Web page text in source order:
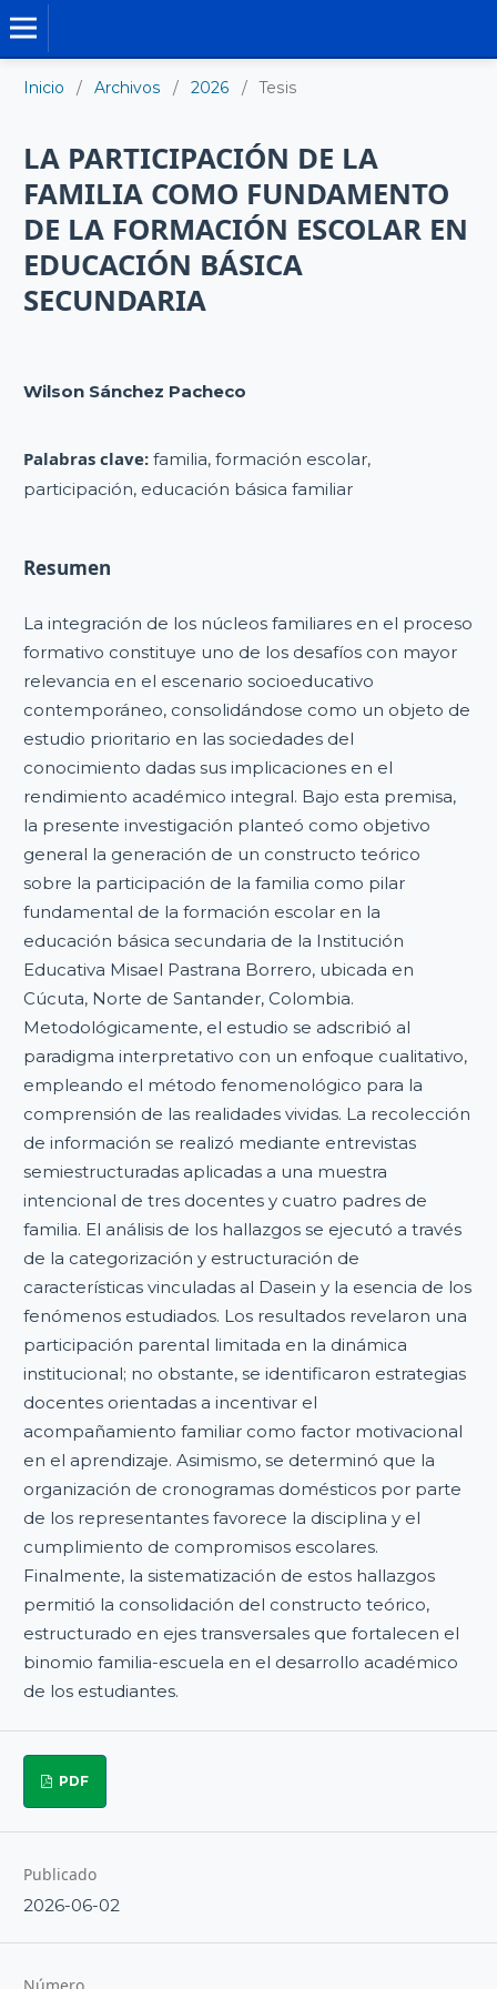
Inicio / Archivos / 2026 / Tesis
LA PARTICIPACIÓN DE LA
FAMILIA COMO FUNDAMENTO
DE LA FORMACIÓN ESCOLAR EN
EDUCACIÓN BÁSICA
SECUNDARIA
Wilson Sánchez Pacheco
Palabras clave:familia, formación escolar,
participación, educación básica familiar
Resumen
La integración de los núcleos familiares en el proceso
formativo constituye uno de los desafíos con mayor
relevancia en el escenario socioeducativo
contemporáneo, consolidándose como un objeto de
estudio prioritario en las sociedades del
conocimiento dadas sus implicaciones en el
rendimiento académico integral. Bajo esta premisa,
la presente investigación planteó como objetivo
general la generación de un constructo teórico
sobre la participación de la familia como pilar
fundamental de la formación escolar en la
educación básica secundaria de la Institución
Educativa Misael Pastrana Borrero, ubicada en
Cúcuta, Norte de Santander, Colombia.
Metodológicamente, el estudio se adscribió al
paradigma interpretativo con un enfoque cualitativo,
empleando el método fenomenológico para la
comprensión de las realidades vividas. La recolección
de información se realizó mediante entrevistas
semiestructuradas aplicadas a una muestra
intencional de tres docentes y cuatro padres de
familia. El análisis de los hallazgos se ejecutó a través
de la categorización y estructuración de
características vinculadas al Dasein y la esencia de los
fenómenos estudiados. Los resultados revelaron una
participación parental limitada en la dinámica
institucional; no obstante, se identificaron estrategias
docentes orientadas a incentivar el
acompañamiento familiar como factor motivacional
en el aprendizaje. Asimismo, se determinó que la
organización de cronogramas domésticos por parte
de los representantes favorece la disciplina y el
cumplimiento de compromisos escolares.
Finalmente, la sistematización de estos hallazgos
permitió la consolidación del constructo teórico,
estructurado en ejes transversales que fortalecen el
binomio familia-escuela en el desarrollo académico
de los estudiantes.
PDF
Publicado
2026-06-02
Número